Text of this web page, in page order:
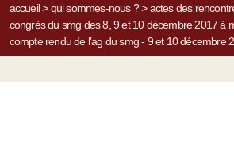
accueil> qui sommes-nous ?> actes des
congrès du smg des 8, 9 et 10 décembre 2017 à
compte rendu de l’ag du smg - 9 et 10 décembre